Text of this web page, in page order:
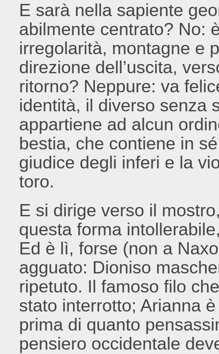
E sarà nella sapiente
abilmente centrato? No:
irregolarità, montagne e
direzione dell’uscita,
ritorno? Neppure: va
identità, il diverso senza
appartiene ad alcun
bestia, che contiene in
giudice degli inferi e la
toro.
E si dirige verso il
questa forma
Ed è lì, forse (non a
agguato: Dioniso
ripetuto. Il famoso filo
stato interrotto; Arianna
prima di quanto
pensiero occidentale